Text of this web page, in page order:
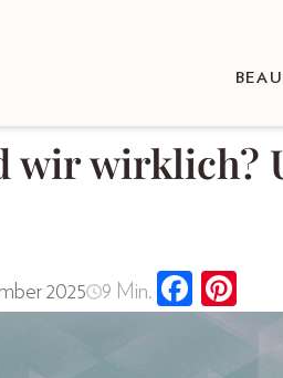
wir wirklich?
2025 9 Min.